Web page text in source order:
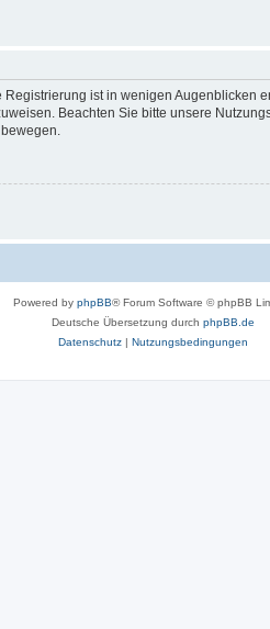
ist in wenigen
Beachten Sie bitte unsere
Powered by phpBB® Forum Software © phpBB
Deutsche Übersetzung durch phpBB.de
Datenschutz| Nutzungsbedingungen